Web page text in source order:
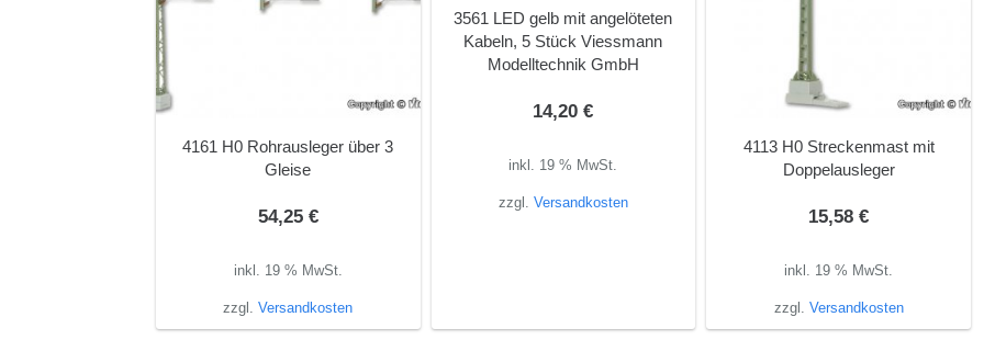
4161 H0 Rohrausleger über 3
Gleise
54,25 €
inkl. 19 % MwSt.
zzgl.Versandkosten
3561 LED gelb mit angelöteten
Kabeln, 5 Stück Viessmann
Modelltechnik GmbH
14,20€
inkl. 19 % MwSt.
zzgl. Versandkosten
4113 H0 Streckenmast mit
Doppelausleger
15,58€
inkl. 19 % MwSt.
zzgl. Versandkosten